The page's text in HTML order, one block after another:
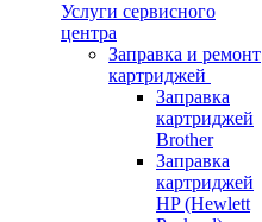
Услуги сервисного
центра
Заправка и ремонт
картриджей
Заправка
картриджей
Brother
Заправка
картриджей
HP (Hewlett